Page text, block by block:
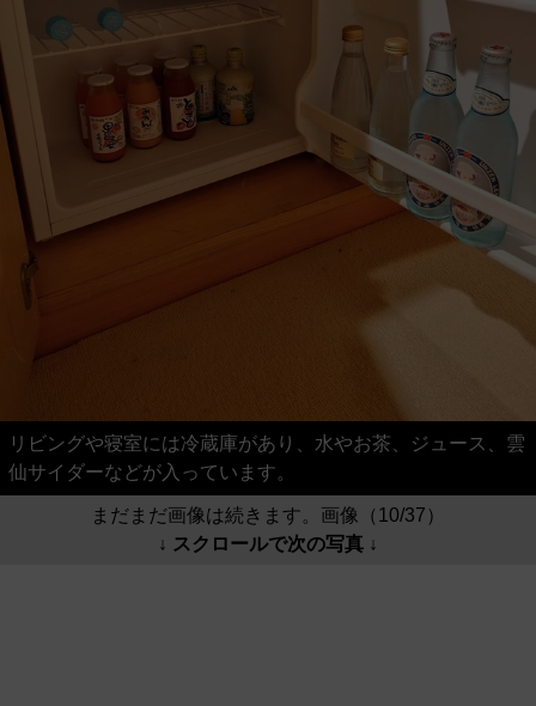
リビングや寝室には冷蔵庫があり、水やお茶、ジュース、雲
仙サイダーなどが入っています。
まだまだ画像は続きます。画像（10/37）
↓ スクロールで次の写真 ↓